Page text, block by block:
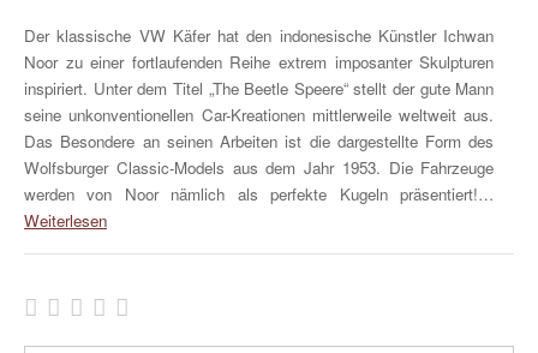
Der klassische VW Käfer hat den indonesische Künstler Ichwan
Noor zu einer fortlaufenden Reihe extrem imposanter Skulpturen
inspiriert. Unter dem Titel „The Beetle Speere“ stellt der gute Mann
seine unkonventionellen Car-Kreationen mittlerweile weltweit aus.
Das Besondere an seinen Arbeiten ist die dargestellte Form des
Wolfsburger Classic-Models aus dem Jahr 1953. Die Fahrzeuge
werden von Noor nämlich als perfekte Kugeln präsentiert!…
Weiterlesen